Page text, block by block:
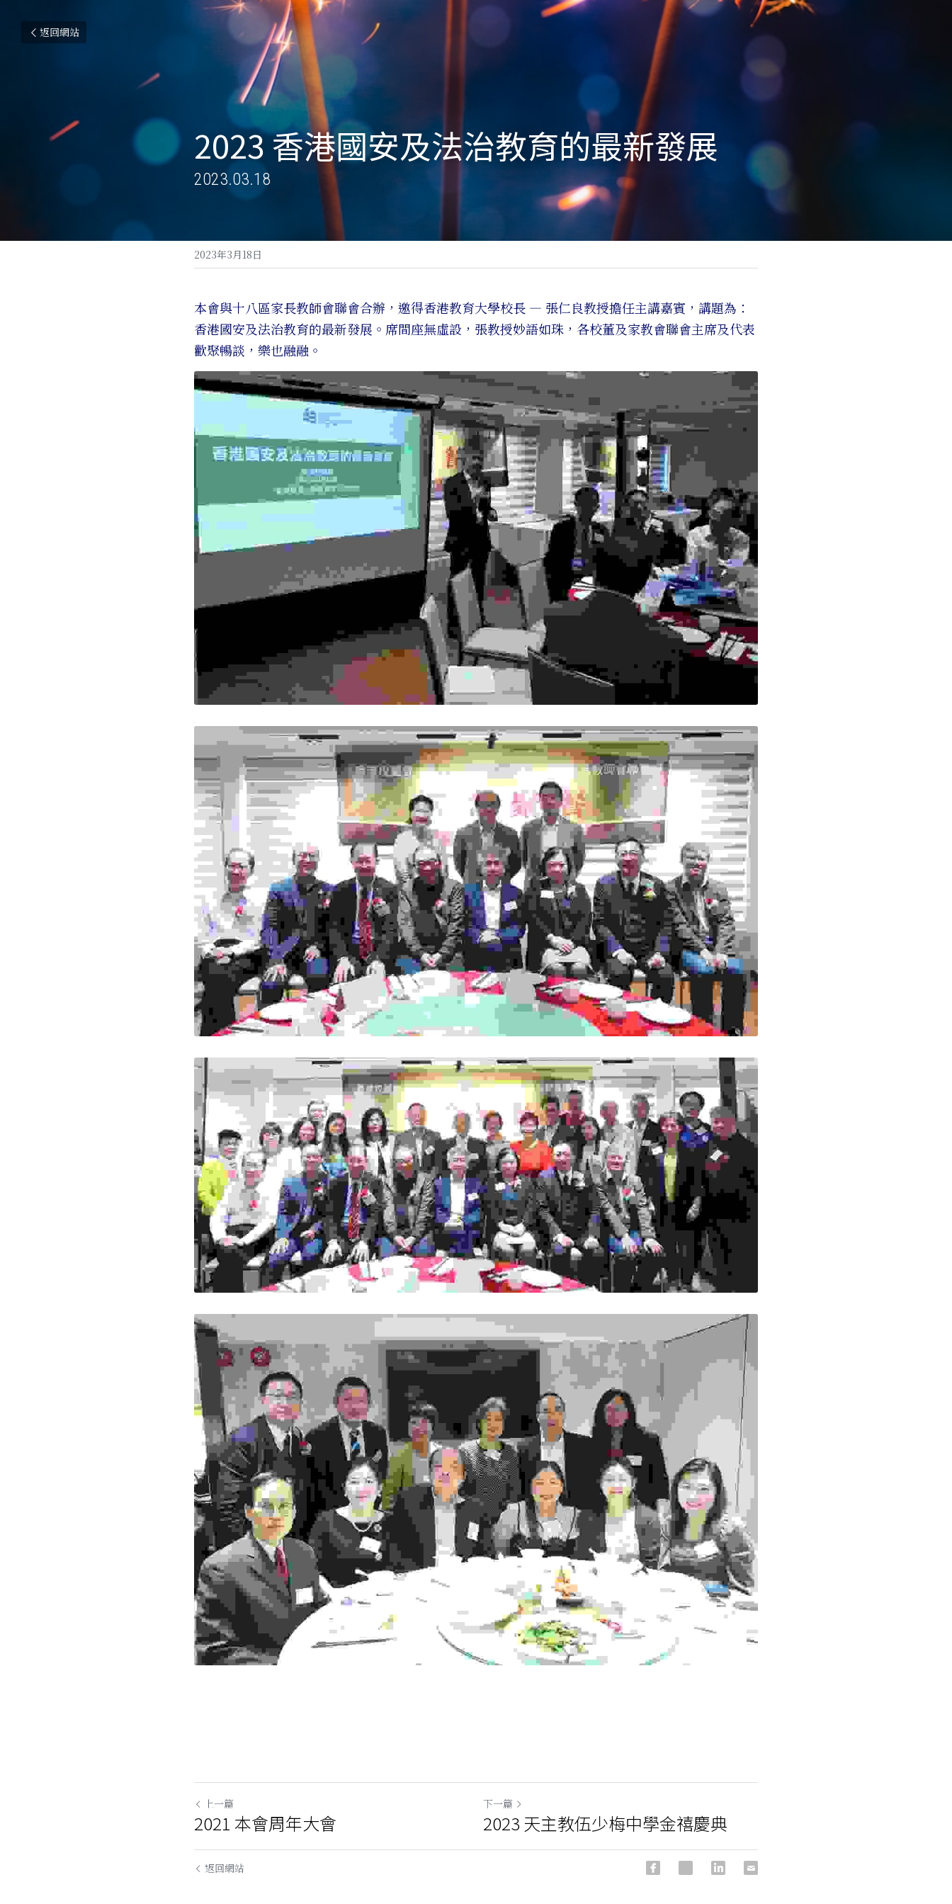
返回網站
2023 香港國安及法治教育的最新發展
2023.03.18
2023年3月18日
本會與十八區家長教師會聯會合辦，邀得香港教育大學校長 — 張仁良教授擔任主講嘉賓，講題為：
香港國安及法治教育的最新發展。席間座無虛設，張教授妙語如珠，各校董及家教會聯會主席及代表
歡聚暢談，樂也融融。
上一篇
2021 本會周年大會
下一篇
2023 天主教伍少梅中學金禧慶典
返回網站